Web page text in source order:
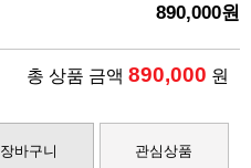
890,000원
총 상품 금액 890,000 원
장바구니 관심상품